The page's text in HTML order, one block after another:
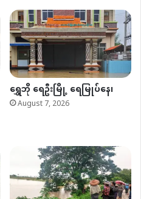
ရွှေဘို ရေဦးမြို့ ရေမြုပ်နေ၊
August 7, 2026